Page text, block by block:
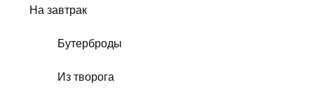
На завтрак
Бутерброды
Из творога